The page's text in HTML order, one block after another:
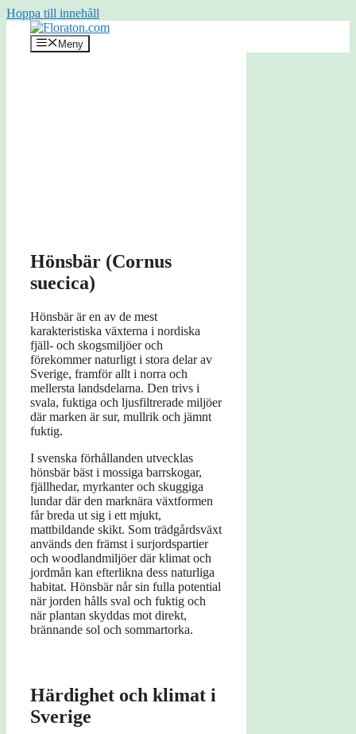
Hoppa till innehåll
Meny
Hönsbär (Cornus
suecica)
Hönsbär är en av de mest
karakteristiska växterna i nordiska
fjäll- och skogsmiljöer och
förekommer naturligt i stora delar av
Sverige, framför allt i norra och
mellersta landsdelarna. Den trivs i
svala, fuktiga och ljusfiltrerade miljöer
där marken är sur, mullrik och jämnt
fuktig.
I svenska förhållanden utvecklas
hönsbär bäst i mossiga barrskogar,
fjällhedar, myrkanter och skuggiga
lundar där den marknära växtformen
får breda ut sig i ett mjukt,
mattbildande skikt. Som trädgårdsväxt
används den främst i surjordspartier
och woodlandmiljöer där klimat och
jordmån kan efterlikna dess naturliga
habitat. Hönsbär når sin fulla potential
när jorden hålls sval och fuktig och
när plantan skyddas mot direkt,
brännande sol och sommartorka.
Härdighet och klimat i
Sverige